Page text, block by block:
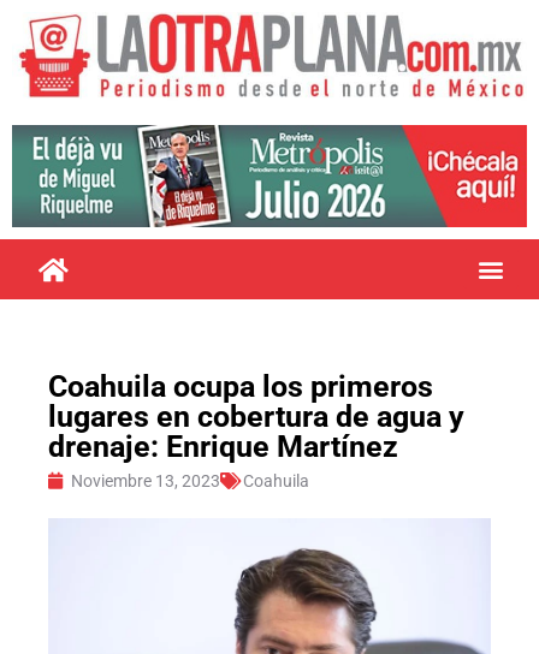
Coahuila ocupa los primeros
lugares en cobertura de agua y
drenaje: Enrique Martínez
Noviembre 13, 2023 Coahuila